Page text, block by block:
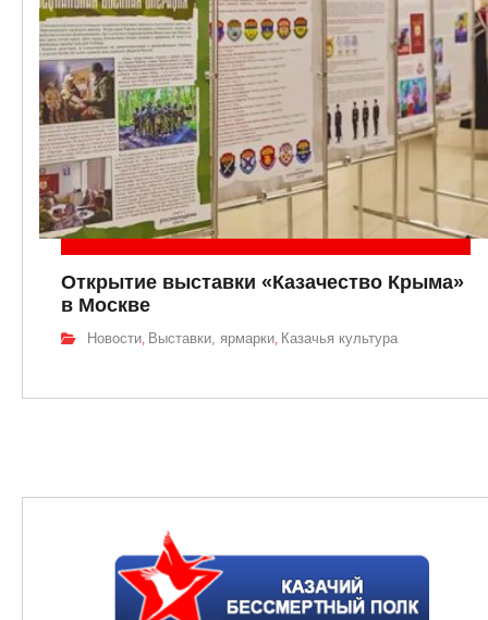
Открытие выставки «Казачество Крыма»
в Москве
Новости, Выставки, ярмарки, Казачья культура